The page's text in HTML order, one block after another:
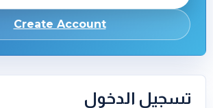
Create Account
تسجيل الدخول